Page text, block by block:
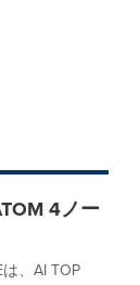
4ノー
、AI TOP